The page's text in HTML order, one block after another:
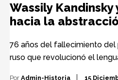
Wassily Kandinsky
hacia la
76 años del fallecimiento del
ruso que revolucionó el
Por Admin-Historia 15